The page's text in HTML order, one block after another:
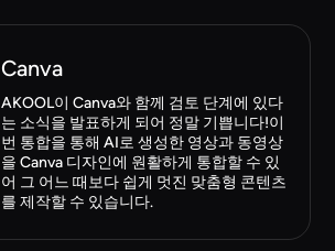
Canva
AKOOL이 Canva와 함께 검토 단계에 있다
는 소식을 발표하게 되어 정말 기쁩니다!이
번 통합을 통해 AI로 생성한 영상과 동영상
을 Canva 디자인에 원활하게 통합할 수 있
어 그 어느 때보다 쉽게 멋진 맞춤형 콘텐츠
를 제작할 수 있습니다.